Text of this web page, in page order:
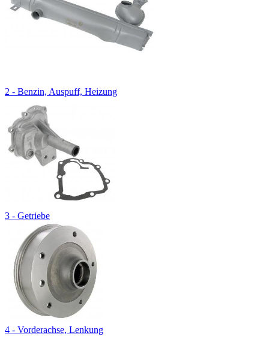
2 - Benzin, Auspuff, Heizung
3 - Getriebe
4 - Vorderachse, Lenkung